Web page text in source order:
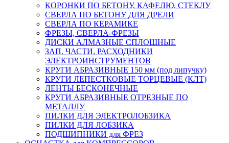
КОРОНКИ ПО БЕТОНУ, КАФЕЛЮ, СТЕКЛУ
СВЕРЛА ПО БЕТОНУ ДЛЯ ДРЕЛИ
СВЕРЛА ПО КЕРАМИКЕ
ФРЕЗЫ, СВЕРЛА-ФРЕЗЫ
ДИСКИ АЛМАЗНЫЕ СПЛОШНЫЕ
ЗАП. ЧАСТИ, РАСХОДНИКИ
ЭЛЕКТРОИНСТРУМЕНТОВ
КРУГИ АБРАЗИВНЫЕ 150 мм (под липучку)
КРУГИ ЛЕПЕСТКОВЫЕ ТОРЦЕВЫЕ (КЛТ)
ЛЕНТЫ БЕСКОНЕЧНЫЕ
КРУГИ АБРАЗИВНЫЕ ОТРЕЗНЫЕ ПО
МЕТАЛЛУ
ПИЛКИ ДЛЯ ЭЛЕКТРОЛОБЗИКА
ПИЛКИ ДЛЯ ЛОБЗИКА
ПОДШИПНИКИ для ФРЕЗ